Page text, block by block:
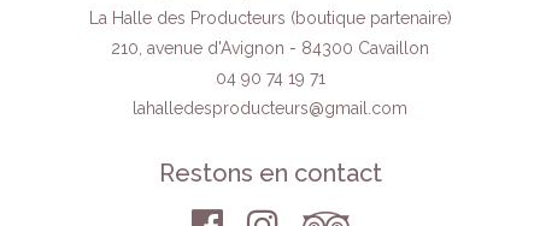
La Halle des Producteurs (boutique partenaire)
210, avenue d'Avignon - 84300 Cavaillon
04 90 74 19 71
lahalledesproducteurs@gmail.com
Restons en contact